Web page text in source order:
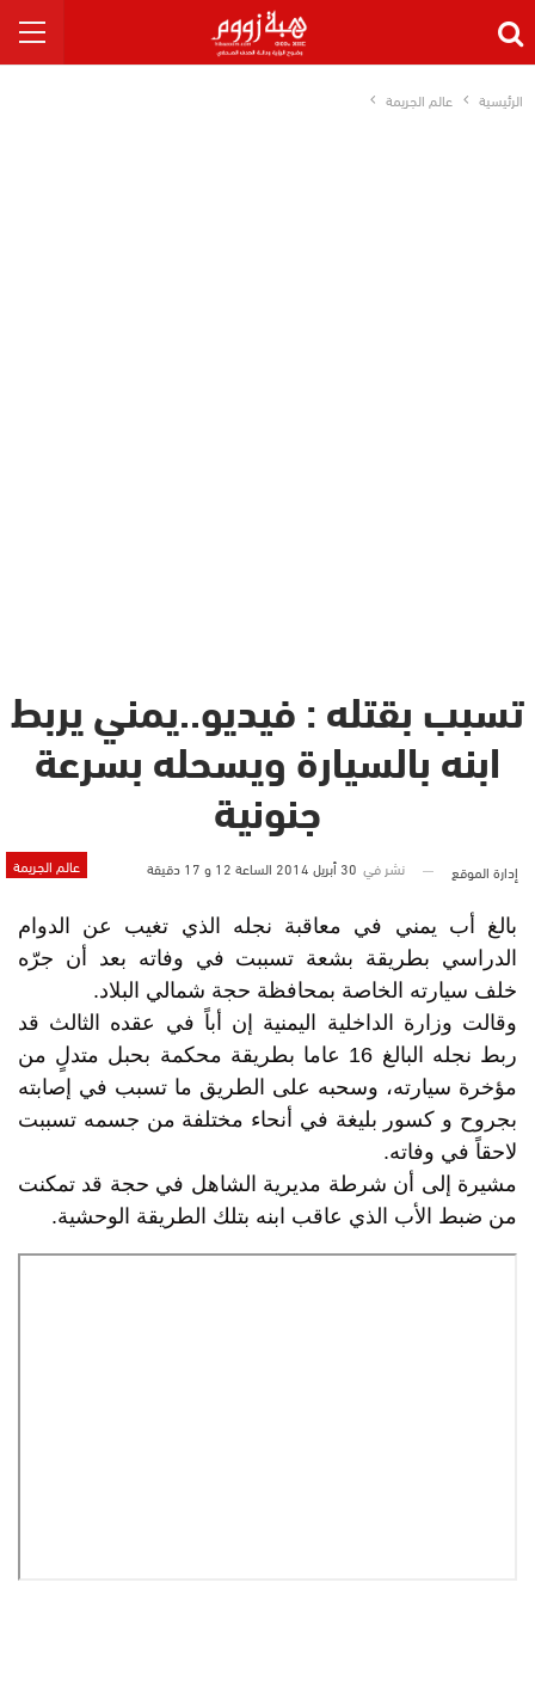
الرئيسية عالم الجريمة
تسبب بقتله : فيديو..يمني يربط
ابنه بالسيارة ويسحله بسرعة
جنونية
عالم الجريمة إدارة الموقع نشر في 30 أبريل 2014 الساعة 12 و 17 دقيقة
بالغ أب يمني في معاقبة نجله الذي تغيب عن الدوام
الدراسي بطريقة بشعة تسببت في وفاته بعد أن جرّه
خلف سيارته الخاصة بمحافظة حجة شمالي البلاد.
وقالت وزارة الداخلية اليمنية إن أباً في عقده الثالث قد
ربط نجله البالغ 16 عاما بطريقة محكمة بحبل متدلٍ من
مؤخرة سيارته، وسحبه على الطريق ما تسبب في إصابته
بجروح و كسور بليغة في أنحاء مختلفة من جسمه تسببت
لاحقاً في وفاته.
مشيرة إلى أن شرطة مديرية الشاهل في حجة قد تمكنت
من ضبط الأب الذي عاقب ابنه بتلك الطريقة الوحشية.